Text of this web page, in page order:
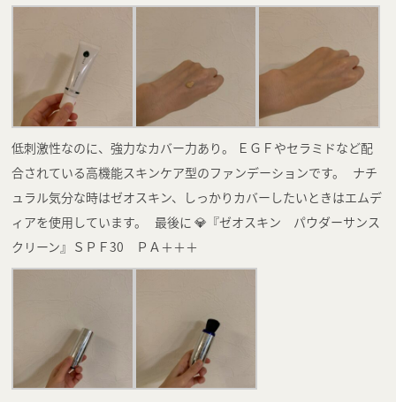
低刺激性なのに、強力なカバー力あり。 ＥＧＦやセラミドなど配
合されている高機能スキンケア型のファンデーションです。 ナチ
ュラル気分な時はゼオスキン、しっかりカバーしたいときはエムデ
ィアを使用しています。 最後に 💎『ゼオスキン パウダーサンス
クリーン』ＳＰＦ30 ＰＡ＋＋＋